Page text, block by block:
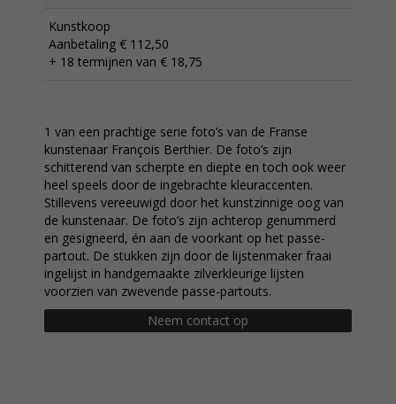
Kunstkoop
Aanbetaling € 112,50
+ 18 termijnen van € 18,75
1 van een prachtige serie foto’s van de Franse
kunstenaar François Berthier. De foto’s zijn
schitterend van scherpte en diepte en toch ook weer
heel speels door de ingebrachte kleuraccenten.
Stillevens vereeuwigd door het kunstzinnige oog van
de kunstenaar. De foto’s zijn achterop genummerd
en gesigneerd, én aan de voorkant op het passe-
partout. De stukken zijn door de lijstenmaker fraai
ingelijst in handgemaakte zilverkleurige lijsten
voorzien van zwevende passe-partouts.
Neem contact op